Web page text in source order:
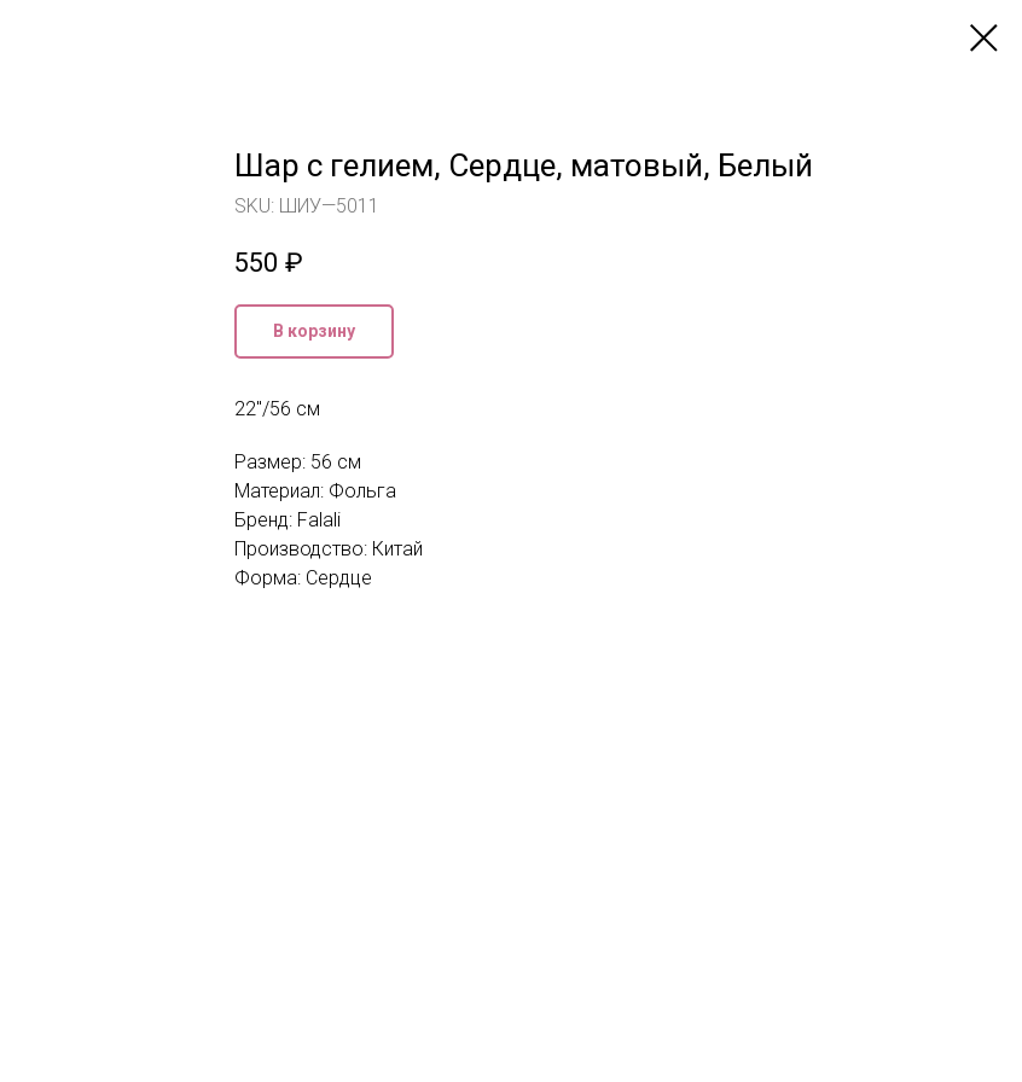
Шар с гелием, Сердце, матовый, Белый
SKU: ШИУ—5011
550 ₽
В корзину
22"/56 см
Размер: 56 см
Материал: Фольга
Бренд: Falali
Производство: Китай
Форма: Сердце